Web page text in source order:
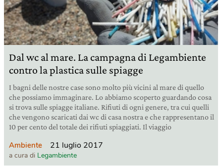
Dal wc al mare. La campagna di Legambiente
contro la plastica sulle spiagge
I bagni delle nostre case sono molto più vicini al mare di quello
che possiamo immaginare. Lo abbiamo scoperto guardando cosa
si trova sulle spiagge italiane. Rifiuti di ogni genere, tra cui quelli
che vengono scaricati dai wc di casa nostra e che rappresentano il
10 per cento del totale dei rifiuti spiaggiati. Il viaggio
Ambiente 21 luglio 2017
a cura di Legambiente